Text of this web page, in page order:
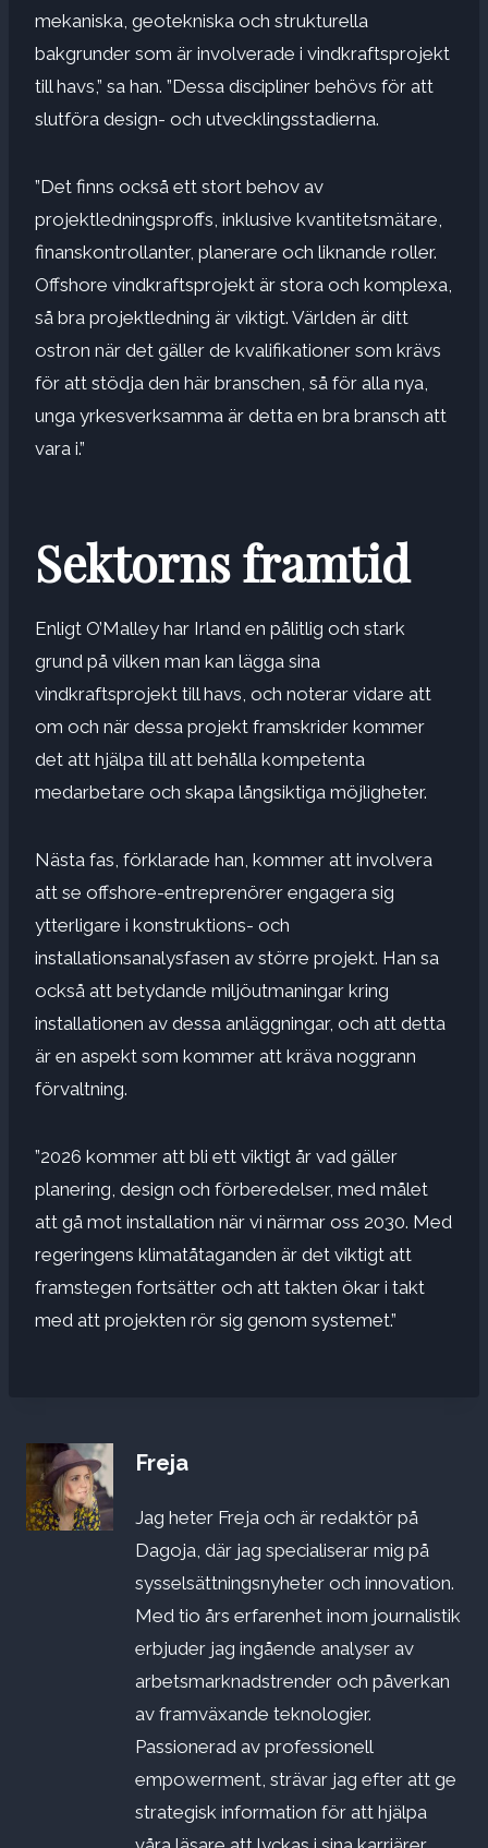
mekaniska, geotekniska och strukturella
bakgrunder som är involverade i vindkraftsprojekt
till havs,” sa han. ”Dessa discipliner behövs för att
slutföra design- och utvecklingsstadierna.
”Det finns också ett stort behov av
projektledningsproffs, inklusive kvantitetsmätare,
finanskontrollanter, planerare och liknande roller.
Offshore vindkraftsprojekt är stora och komplexa,
så bra projektledning är viktigt. Världen är ditt
ostron när det gäller de kvalifikationer som krävs
för att stödja den här branschen, så för alla nya,
unga yrkesverksamma är detta en bra bransch att
vara i.”
Sektorns framtid
Enligt O’Malley har Irland en pålitlig och stark
grund på vilken man kan lägga sina
vindkraftsprojekt till havs, och noterar vidare att
om och när dessa projekt framskrider kommer
det att hjälpa till att behålla kompetenta
medarbetare och skapa långsiktiga möjligheter.
Nästa fas, förklarade han, kommer att involvera
att se offshore-entreprenörer engagera sig
ytterligare i konstruktions- och
installationsanalysfasen av större projekt. Han sa
också att betydande miljöutmaningar kring
installationen av dessa anläggningar, och att detta
är en aspekt som kommer att kräva noggrann
förvaltning.
”2026 kommer att bli ett viktigt år vad gäller
planering, design och förberedelser, med målet
att gå mot installation när vi närmar oss 2030. Med
regeringens klimatåtaganden är det viktigt att
framstegen fortsätter och att takten ökar i takt
med att projekten rör sig genom systemet.”
Freja
Jag heter Freja och är redaktör på
Dagoja, där jag specialiserar mig på
sysselsättningsnyheter och innovation.
Med tio års erfarenhet inom journalistik
erbjuder jag ingående analyser av
arbetsmarknadstrender och påverkan
av framväxande teknologier.
Passionerad av professionell
empowerment, strävar jag efter att ge
strategisk information för att hjälpa